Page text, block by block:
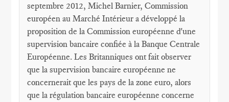
septembre 2012, Michel Barnier, Commission
européen au Marché Intérieur a développé la
proposition de la Commission européenne d'une
supervision bancaire confiée à la Banque Centrale
Européenne. Les Britanniques ont fait observer
que la supervision bancaire européenne ne
concernerait que les pays de la zone euro, alors
que la régulation bancaire européenne concerne